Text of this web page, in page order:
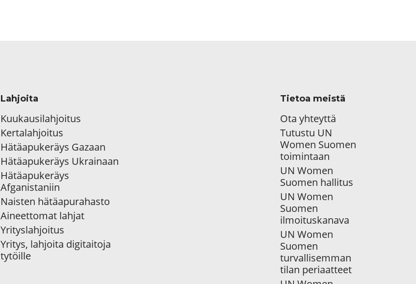
Lahjoita
Kuukausilahjoitus
Kertalahjoitus
Hätäapukeräys Gazaan
Hätäapukeräys Ukrainaan
Hätäapukeräys
Afganistaniin
Naisten hätäapurahasto
Aineettomat lahjat
Yrityslahjoitus
Yritys, lahjoita digitaitoja
tytöille
Tietoa meistä
Ota yhteyttä
Tutustu UN
Women Suomen
toimintaan
UN Women
Suomen hallitus
UN Women
Suomen
ilmoituskanava
UN Women
Suomen
turvallisemman
tilan periaatteet